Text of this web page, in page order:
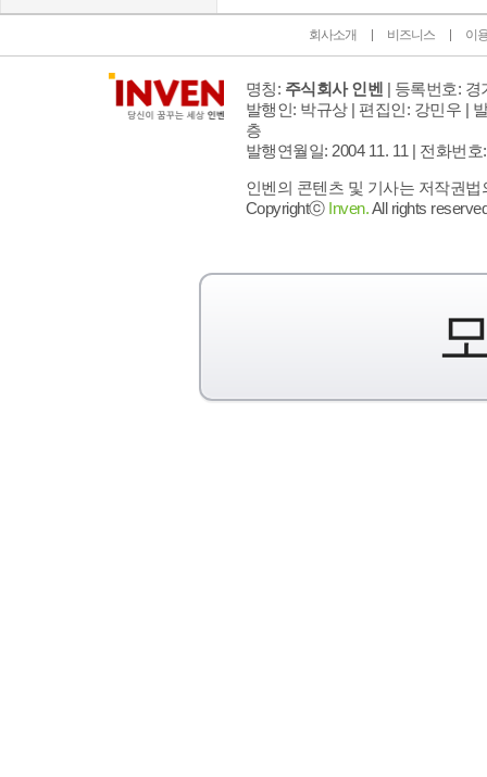
회사소개 비즈니스 이
명칭: 주식회사 인벤 | 등록번호: 경
발행인: 박규상 | 편집인: 강민우 |
층
발행연월일: 2004 11. 11 | 전화번호
인벤의 콘텐츠 및 기사는 저작권
Copyrightⓒ Inven.All rights